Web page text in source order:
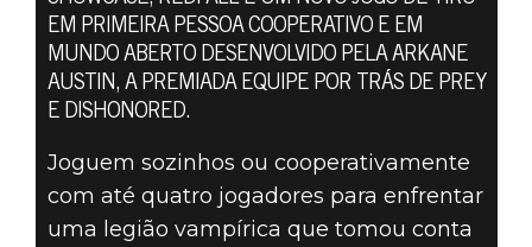
Redfall
13 de junho de 2021
EM PRIMEIRA PESSOA COOPERATIVO E EM
MUNDO ABERTO DESENVOLVIDO PELA ARKANE
AUSTIN, A PREMIADA EQUIPE POR TRÁS DE PREY
E DISHONORED.
Joguem sozinhos ou cooperativamente
com até quatro jogadores para enfrentar
uma legião vampírica que tomou conta